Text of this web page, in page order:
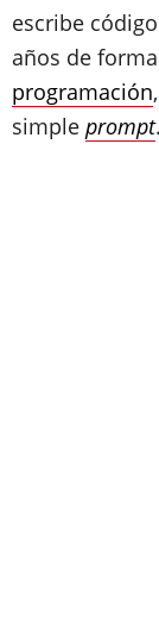
escribe
años de
programación
simple prompt.